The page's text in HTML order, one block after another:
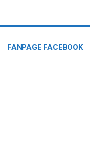
FANPAGE FACEBOOK